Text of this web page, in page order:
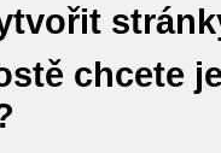
chcete